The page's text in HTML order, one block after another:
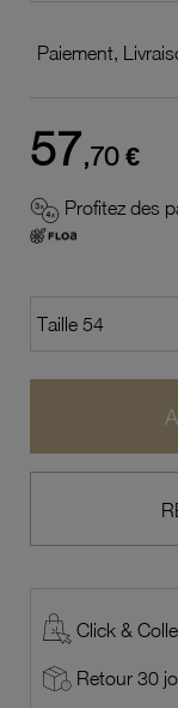
Paiement,
57,70 €
Profitez des
Click &
Retour 30